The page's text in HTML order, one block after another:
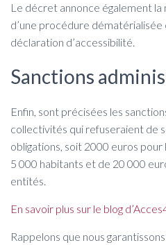
Le décret annonce également la
d’une procédure
déclaration d’accessibilité.
Sanctions
Enfin, sont précisées les
collectivités qui refuseraient de
obligations, soit 2000 euros
5 000 habitants et de 20 000
entités.
En savoir plus sur le blog
Rappelons que nous